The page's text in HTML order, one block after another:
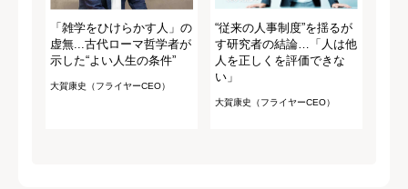
「雑学をひけらかす人」の
虚無...古代ローマ哲学者が
示した“よい人生の条件”
大賀康史（フライヤーCEO）
“従来の人事制度”を揺るが
す研究者の結論…「人は他
人を正しくを評価できな
い」
大賀康史（フライヤーCEO）